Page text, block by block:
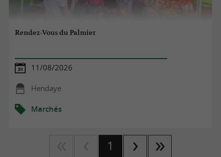
Rendez-Vous du Palmier
11/08/2026
Hendaye
Marchés
1